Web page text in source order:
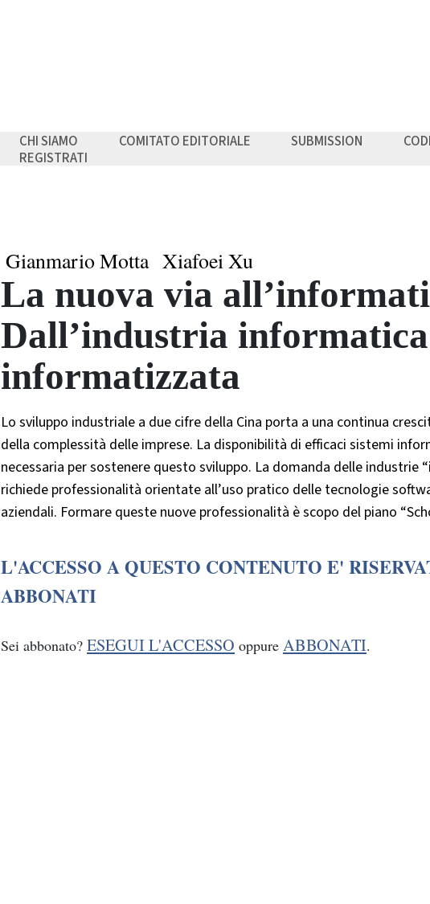
CHI SIAMO COMITATO EDITORIALE SUBMISSION
REGISTRATI
Gianmario Motta Xiafoei Xu
La nuova via
Dall’industria
informatizzata
Lo sviluppo industriale a due cifre della Cina porta a una continua
della complessità delle imprese. La disponibilità di efficaci sistemi
necessaria per sostenere questo sviluppo. La domanda delle
richiede professionalità orientate all’uso pratico delle tecnologie
aziendali. Formare queste nuove professionalità è scopo del piano
L'ACCESSO A QUESTO CONTENUTO E'
ABBONATI
Sei abbonato? ESEGUI L'ACCESSO oppure ABBONATI.